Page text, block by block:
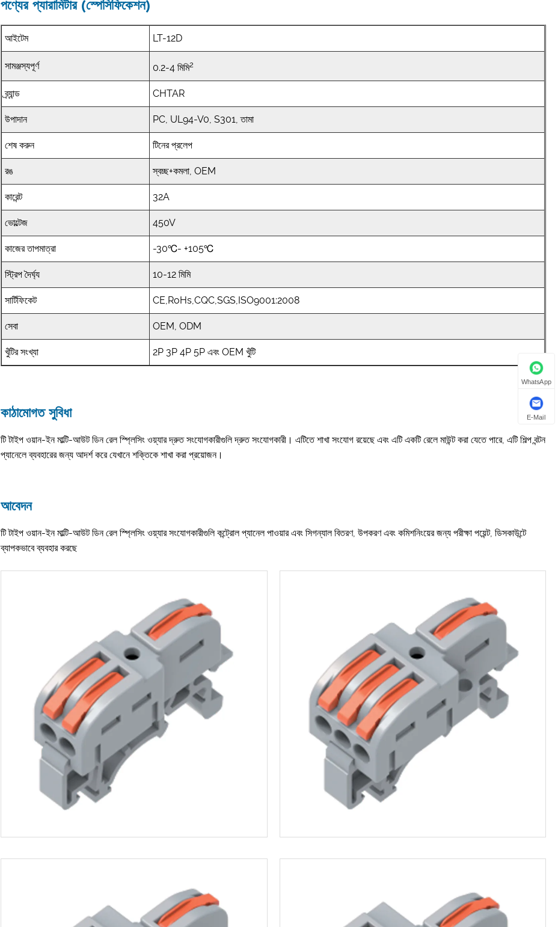
পণ্যের প্যারামিটার (স্পেসিফিকেশন)
আইটেম LT-12D
সামঞ্জস্যপূর্ণ 0.2-4 মিমি2
ব্র্যান্ড CHTAR
উপাদান PC, UL94-V0, S301, তামা
শেষ করুন টিনের প্রলেপ
রঙ স্বচ্ছ+কমলা, OEM
কারেন্ট 32A
ভোল্টেজ 450V
কাজের তাপমাত্রা -30℃- +105℃
স্ট্রিপ দৈর্ঘ্য 10-12 মিমি
সার্টিফিকেট CE,RoHs,CQC,SGS,ISO9001:2008
সেবা OEM, ODM
খুঁটির সংখ্যা 2P 3P 4P 5P এবং OEM খুঁটি
কাঠামোগত সুবিধা
টি টাইপ ওয়ান-ইন মাল্টি-আউট ডিন রেল স্প্লিসিং ওয়্যার দ্রুত সংযোগকারীগুলি দ্রুত সংযোগকারী। এটিতে শাখা সংযোগ রয়েছে এবং এটি একটি রেলে মাউন্ট করা যেতে পারে, এটি শিল্প বন্টন
প্যানেলে ব্যবহারের জন্য আদর্শ করে যেখানে শক্তিকে শাখা করা প্রয়োজন।
আবেদন
টি টাইপ ওয়ান-ইন মাল্টি-আউট ডিন রেল স্প্লিসিং ওয়্যার সংযোগকারীগুলি কন্ট্রোল প্যানেল পাওয়ার এবং সিগন্যাল বিতরণ, উপকরণ এবং কমিশনিংয়ের জন্য পরীক্ষা পয়েন্ট, ডিসকাউন্টে
ব্যাপকভাবে ব্যবহার করছে
WhatsApp
E-Mail